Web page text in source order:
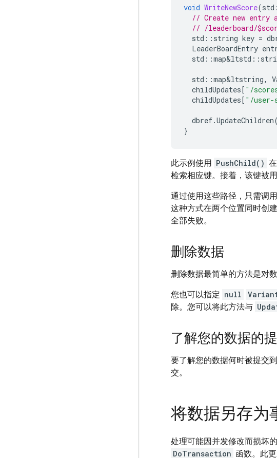
void WriteNewScore(std
// Create new entry
// /leaderboard/
std :: string key =
LeaderBoardEntry
std ::map&ltstd ::
std ::map&ltstring,
childUpdates[ "/
childUpdates[ "/user-
dbref.UpdateChildren(
}
此示例使用 PushChild()
检索相应键。接着，该键被
通过使用这些路径，只需调用
这种方式在两个位置同时创
全部失败。
删除数据
删除数据最简单的方法是对
您也可以指定 null
除。您可以将此方法与
了解您的数据的提
要了解您的数据何时被提交到
交。
将数据另存为
处理可能因并发修改而损坏
DoTransaction 函数。此